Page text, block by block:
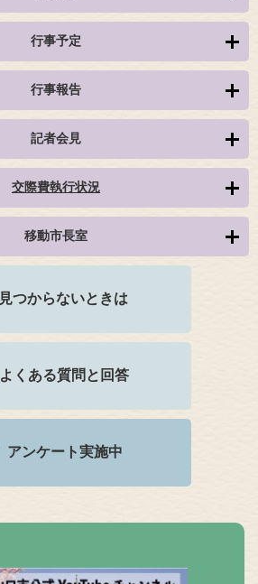
行事予定
行事報告
記者会見
交際費執行状況
移動市長室
見つからないときは
よくある質問と回答
アンケート実施中